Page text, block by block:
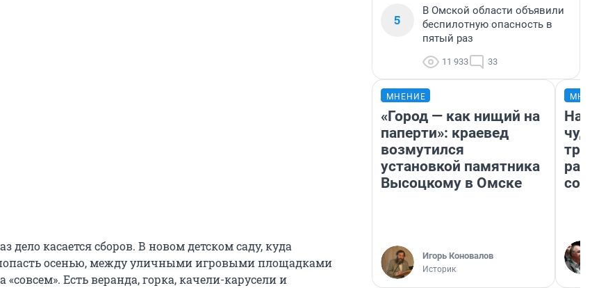
дело касается сборов. В новом детском саду, куда
осенью, между уличными игровыми площадками
«совсем». Есть веранда, горка, качели-карусели и
5
В Омской области объявили
беспилотную опасность в
пятый раз
11 933 33
МНЕНИЕ
«Город — как нищий на
паперти»: краевед
возмутился
установкой памятника
Высоцкому в Омске
Игорь Коновалов
Историк